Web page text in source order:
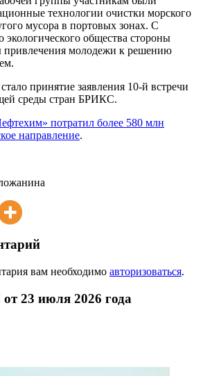
технологии очистки морского
мусора в портовых зонах. С
экологического общества стороны
привлечения молодежи к решению
принятие заявления 10-й встречи
среды стран БРИКС.
потратил более 580 млн
направление.
вам необходимо авторизоваться.
23 июля 2026 года